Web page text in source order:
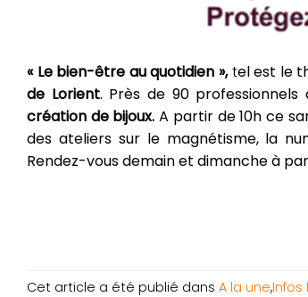
« Le bien-être au quotidien »,tel est le
de Lorient. Près de 90
création de bijoux. A partir de 10h ce
des ateliers sur le magnétisme, la
Rendez-vous demain et dimanche à
Cet article a été publié dans A la une,Infos